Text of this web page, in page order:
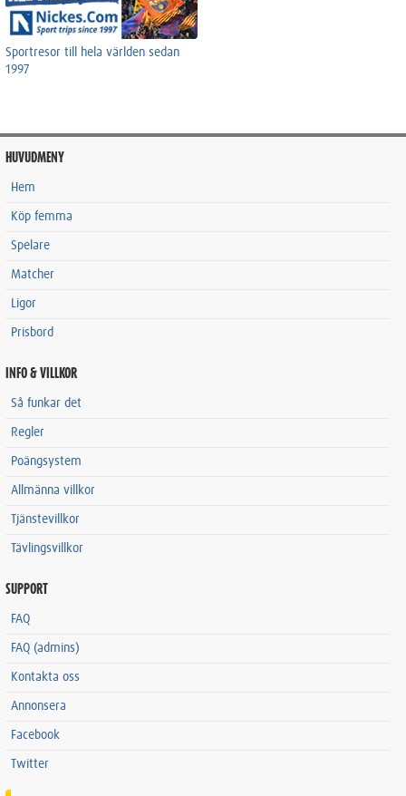
Sportresor till hela världen sedan
1997
HUVUDMENY
Hem
Köp femma
Spelare
Matcher
Ligor
Prisbord
INFO & VILLKOR
Så funkar det
Regler
Poängsystem
Allmänna villkor
Tjänstevillkor
Tävlingsvillkor
SUPPORT
FAQ
FAQ (admins)
Kontakta oss
Annonsera
Facebook
Twitter